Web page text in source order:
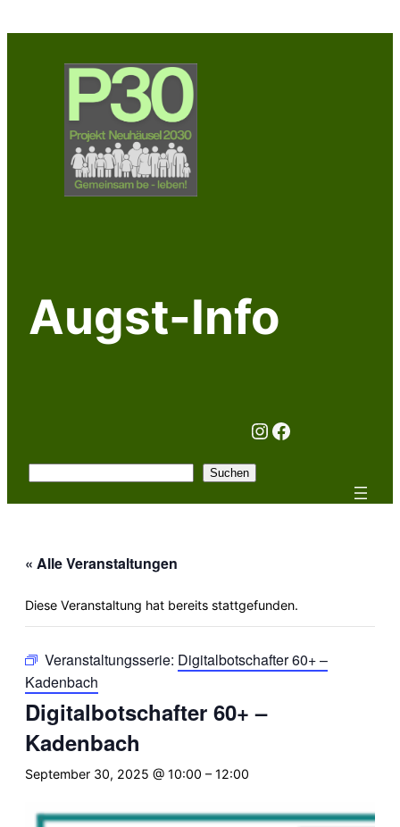
Augst-Info
Instagram
Facebook
Suchen
« Alle Veranstaltungen
Diese Veranstaltung hat bereits stattgefunden.
Veranstaltungsserie: Digitalbotschafter 60+ –
Kadenbach
Digitalbotschafter 60+ –
Kadenbach
September 30, 2025 @ 10:00 – 12:00